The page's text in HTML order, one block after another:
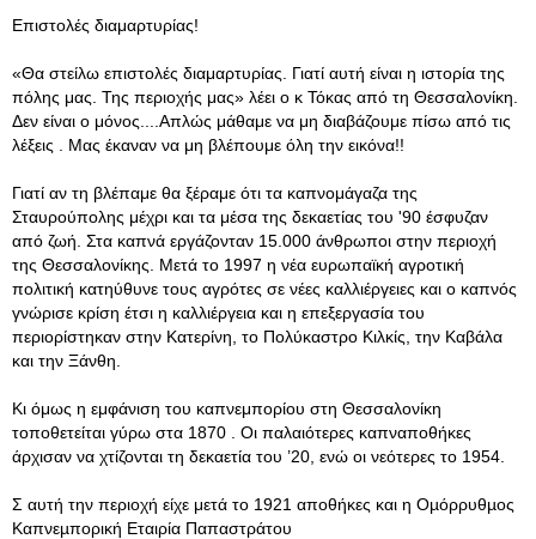
Επιστολές διαμαρτυρίας!
«Θα στείλω επιστολές διαμαρτυρίας. Γιατί αυτή είναι η ιστορία της
πόλης μας. Της περιοχής μας» λέει ο κ Τόκας από τη Θεσσαλονίκη.
Δεν είναι ο μόνος....Απλώς μάθαμε να μη διαβάζουμε πίσω από τις
λέξεις . Μας έκαναν να μη βλέπουμε όλη την εικόνα!!
Γιατί αν τη βλέπαμε θα ξέραμε ότι τα καπνομάγαζα της
Σταυρούπολης μέχρι και τα μέσα της δεκαετίας του '90 έσφυζαν
από ζωή. Στα καπνά εργάζονταν 15.000 άνθρωποι στην περιοχή
της Θεσσαλονίκης. Μετά το 1997 η νέα ευρωπαϊκή αγροτική
πολιτική κατηύθυνε τους αγρότες σε νέες καλλιέργειες και ο καπνός
γνώρισε κρίση έτσι η καλλιέργεια και η επεξεργασία του
περιορίστηκαν στην Κατερίνη, το Πολύκαστρο Κιλκίς, την Καβάλα
και την Ξάνθη.
Κι όμως η εμφάνιση του καπνεμπορίου στη Θεσσαλονίκη
τοποθετείται γύρω στα 1870 . Οι παλαιότερες καπναποθήκες
άρχισαν να χτίζονται τη δεκαετία του ’20, ενώ οι νεότερες το 1954.
Σ αυτή την περιοχή είχε μετά το 1921 αποθήκες και η Οµόρρυθµος
Καπνεµπορική Εταιρία Παπαστράτου